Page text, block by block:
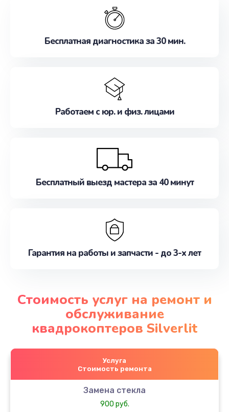
Бесплатная диагностика за 30 мин.
Работаем с юр. и физ. лицами
Бесплатный выезд мастера за 40 минут
Гарантия на работы и запчасти - до 3-х лет
Стоимость услуг на ремонт и
обслуживание
квадрокоптеров Silverlit
Услуга
Стоимость ремонта
Замена стекла
900 руб.